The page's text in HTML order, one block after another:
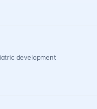
development